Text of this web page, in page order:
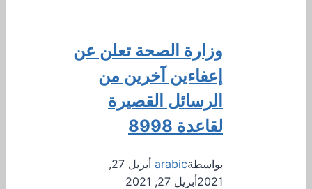
وزارة الصحة تعلن عن
إعفاءين آخرين من
الرسائل القصيرة
لقاعدة 8998
بواسطةarabic
أبريل 27,
2021أبريل 27, 2021